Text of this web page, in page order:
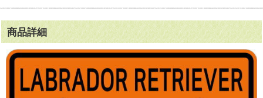
商品詳細